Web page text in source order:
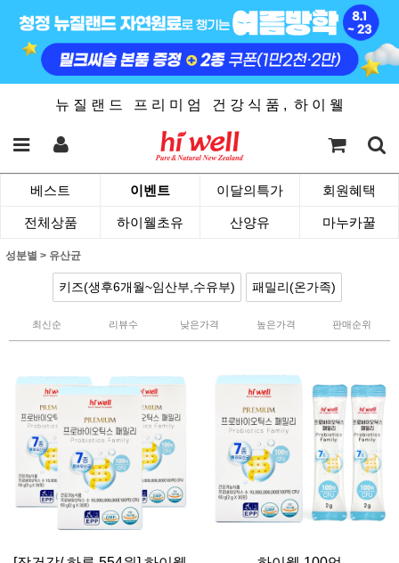
뉴 질 랜 드 프 리 미 엄 건 강 식 품 , 하 이 웰
베스트 이벤트 이달의특가 회원혜택
전체상품 하이웰초유 산양유 마누카꿀
성분별 > 유산균
키즈(생후6개월~임산부,수유부) 패밀리(온가족)
최신순 리뷰수 낮은가격 높은가격 판매순위